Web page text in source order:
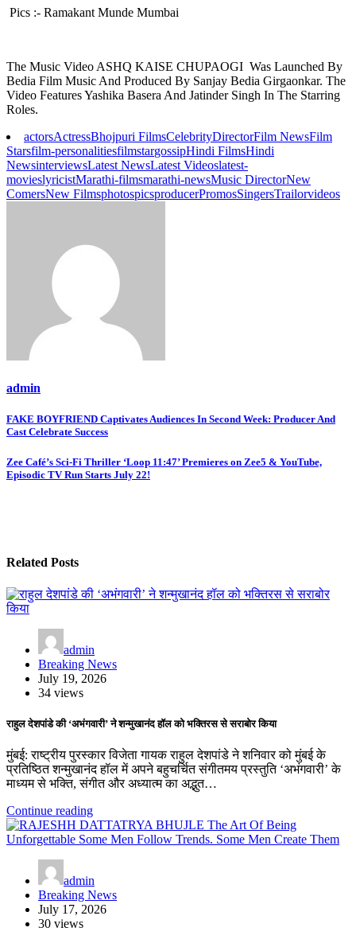
Pics :- Ramakant Munde Mumbai
The Music Video ASHQ KAISE CHUPAOGI Was Launched By
Bedia Film Music And Produced By Sanjay Bedia Girgaonkar. The
Video Features Yashika Basera And Jatinder Singh In The Starring
Roles.
actorsActressBhojpuri FilmsCelebrityDirectorFilm NewsFilm
Starsfilm-personalitiesfilmstargossipHindi FilmsHindi
NewsinterviewsLatest NewsLatest Videoslatest-
movieslyricistMarathi-filmsmarathi-newsMusic DirectorNew
ComersNew FilmsphotospicsproducerPromosSingersTrailorvideos
admin
Post
navigation
FAKE BOYFRIEND Captivates Audiences In Second Week: Producer And
Cast Celebrate Success
Zee Café’s Sci-Fi Thriller ‘Loop 11:47’ Premieres on Zee5 & YouTube,
Episodic TV Run Starts July 22!
Related Posts
admin
Breaking News
July 19, 2026
34 views
राहुल देशपांडे की ‘अभंगवारी’ ने शन्मुखानंद हॉल को भक्तिरस से सराबोर किया
मुंबई: राष्ट्रीय पुरस्कार विजेता गायक राहुल देशपांडे ने शनिवार को मुंबई के
प्रतिष्ठित शन्मुखानंद हॉल में अपने बहुचर्चित संगीतमय प्रस्तुति ‘अभंगवारी’ के
माध्यम से भक्ति, संगीत और अध्यात्म का अद्भुत…
Continue reading
admin
Breaking News
July 17, 2026
30 views